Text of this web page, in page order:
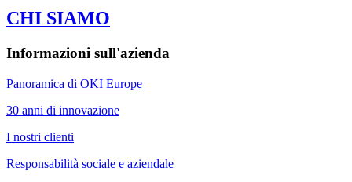
CHI SIAMO
Informazioni sull'azienda
Panoramica di OKI Europe
30 anni di innovazione
I nostri clienti
Responsabilità sociale e aziendale